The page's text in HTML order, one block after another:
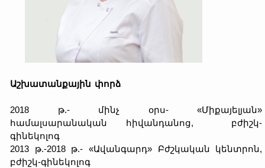
Աշխատանքային փորձ
2018 թ.- մինչ օրս- «Միքայելյան»
համալսարանական հիվանդանոց, բժիշկ-
գինեկոլոգ
2013 թ.-2018 թ.- «Ավանգարդ» Բժշկական կենտրոն,
բժիշկ-գինեկոլոգ